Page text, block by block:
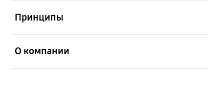
Принципы
О компании